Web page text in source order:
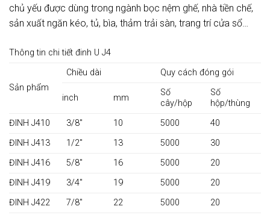
chủ yếu được dùng trong ngành bọc nệm ghế, nhà tiền chế,
sản xuất ngăn kéo, tủ, bìa, thảm trải sàn, trang trí cửa sổ…
Thông tin chi tiết đinh U J4
Sản phẩm
Chiều dài Quy cách đóng gói
inch mm
Số
cây/hộp
Số
hộp/thùng
ĐINH J410
3/8″ 10 5000
40
ĐINH J413
1/2″ 13 5000
30
ĐINH J416
5/8″ 16 5000
20
ĐINH J419
3/4″ 19 5000
20
ĐINH J422
7/8″ 22 5000 20